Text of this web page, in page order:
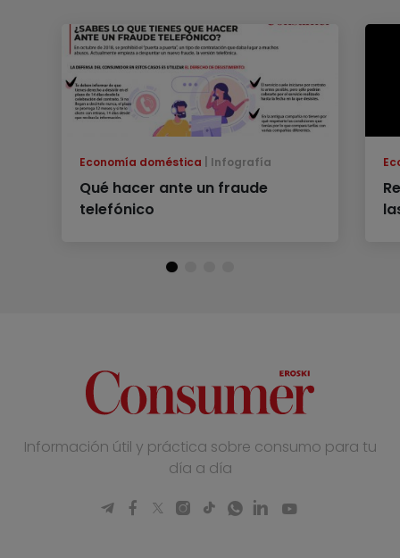
Economía doméstica Infografía
Qué hacer ante un fraude
telefónico
Información útil y práctica sobre consumo para tu
día a día